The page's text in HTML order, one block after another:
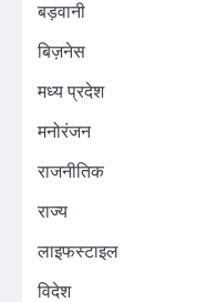
बड़वानी
बिज़नेस
मध्य प्रदेश
मनोरंजन
राजनीतिक
राज्य
लाइफस्टाइल
विदेश